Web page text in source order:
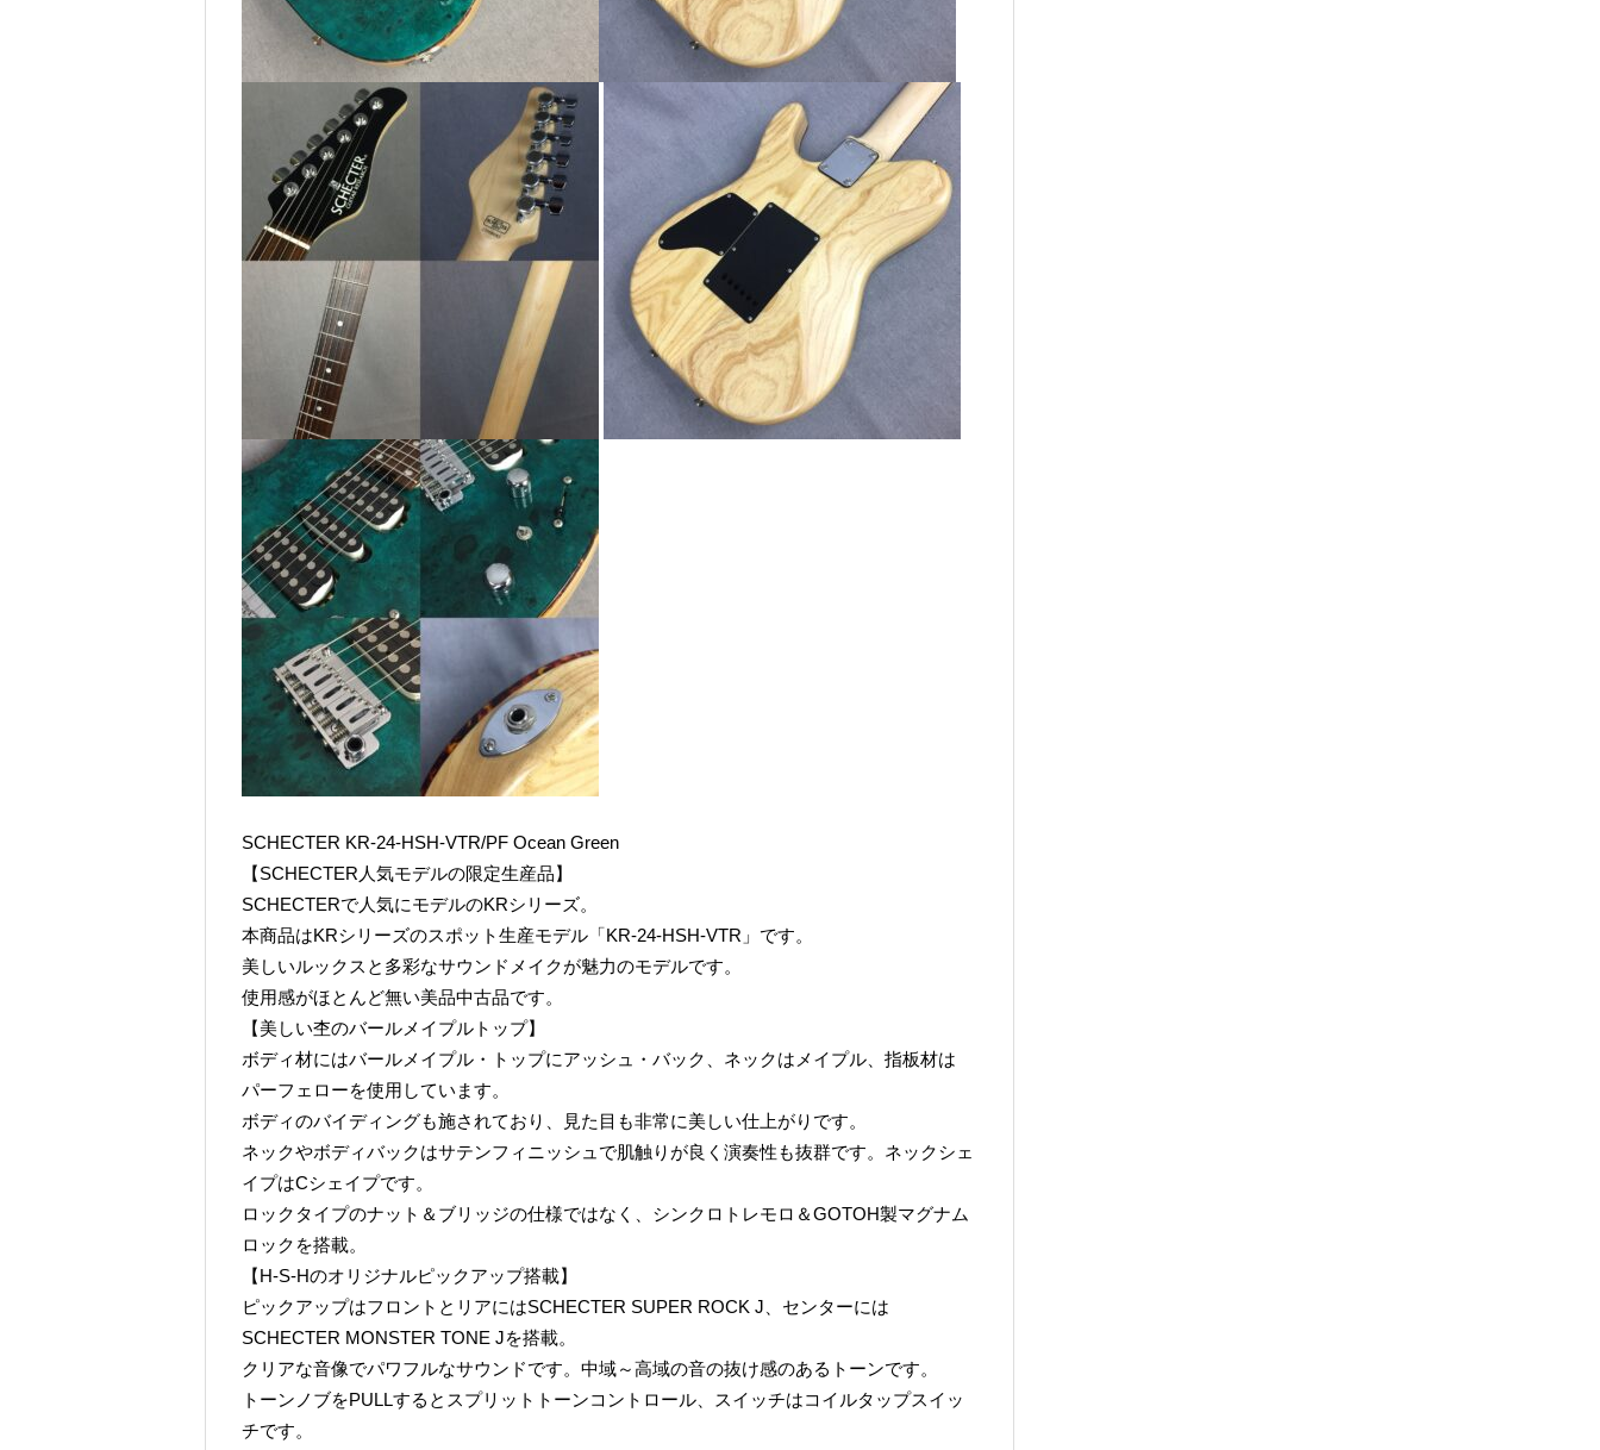
SCHECTER KR-24-HSH-VTR/PF Ocean Green
【SCHECTER人気モデルの限定生産品】
SCHECTERで人気にモデルのKRシリーズ。
本商品はKRシリーズのスポット生産モデル「KR-24-HSH-VTR」です。
美しいルックスと多彩なサウンドメイクが魅力のモデルです。
使用感がほとんど無い美品中古品です。
【美しい杢のバールメイプルトップ】
ボディ材にはバールメイプル・トップにアッシュ・バック、ネックはメイプル、指板材は
パーフェローを使用しています。
ボディのバイディングも施されており、見た目も非常に美しい仕上がりです。
ネックやボディバックはサテンフィニッシュで肌触りが良く演奏性も抜群です。ネックシェ
イプはCシェイプです。
ロックタイプのナット＆ブリッジの仕様ではなく、シンクロトレモロ＆GOTOH製マグナム
ロックを搭載。
【H-S-Hのオリジナルピックアップ搭載】
ピックアップはフロントとリアにはSCHECTER SUPER ROCK J、センターには
SCHECTER MONSTER TONE Jを搭載。
クリアな音像でパワフルなサウンドです。中域～高域の音の抜け感のあるトーンです。
トーンノブをPULLするとスプリットトーンコントロール、スイッチはコイルタップスイッ
チです。